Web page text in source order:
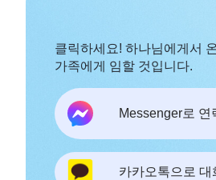
려야 사람에게서 오는 답을 얻
로써 너를 깨우고, 네가 더 이상
느껴질 때도 방황하거나 울지 마
그는 너의 곁을 지키며 네가 돌
만 언제부터인가 방향을 잃고
네가 돌아오기를 아주 오랫동안
간의 마음과 영을 위해 그가 곁
이 났을 수도 있다. 그러나 너는
클릭하세요! 하나님에게서
가족에게 임할 것입니다.
Messenger로 연
카카오톡으로 대